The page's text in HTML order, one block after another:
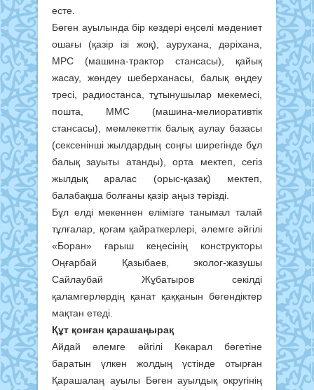
есте.
Бөген ауылында бір кездері еңселі мәдениет
ошағы (қазір ізі жоқ), аурухана, дәріхана,
МРС (машина-трактор стансасы), қайық
жасау, жөндеу шеберханасы, балық өңдеу
тресі, радиостанса, тұтынушылар мекемесі,
пошта, ММС (машина-мелиоративтік
стансасы), мемлекеттік балық аулау базасы
(сексенінші жылдардың соңғы ширегінде бұл
балық зауыты атанды), орта мектеп, сегіз
жылдық аралас (орыс-қазақ) мектеп,
балабақша болғаны қазір аңыз тәрізді.
Бұл елді мекеннен елімізге танымал талай
тұлғалар, қоғам қайраткерлері, әлемге әйгілі
«Боран» ғарыш кеңесінің конструкторы
Оңғарбай Қазыбаев, эколог-жазушы
Сайлаубай Жұбатыров секілді
қаламгерлердің қанат қаққанын бөгендіктер
мақтан етеді.
Құт қонған қарашаңырақ
Айдай әлемге әйгілі Көкарал бөгетіне
баратын үлкен жолдың үстінде отырған
Қарашалаң ауылы Бөген ауылдық округінің